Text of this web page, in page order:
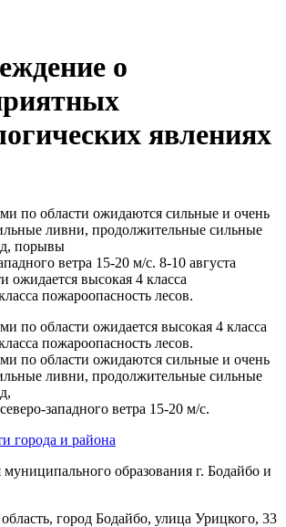
о
явлениях
по области ожидаются сильные и очень
ливни, продолжительные сильные
порывы
ветра 15-20 м/с. 8-10 августа
ожидается высокая 4 класса
пожароопасность лесов.
по области ожидается высокая 4 класса
пожароопасность лесов.
по области ожидаются сильные и очень
ливни, продолжительные сильные
западного ветра 15-20 м/с.
города и района
образования г. Бодайбо и
город Бодайбо, улица Урицкого, 33